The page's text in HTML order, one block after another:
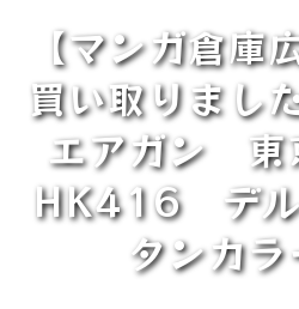
【マンガ倉
買い取りまし
エアガン 東
HK416 デル
タンカ